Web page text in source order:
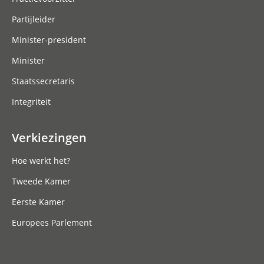
Partijleider
Minister-president
Minister
Staatssecretaris
Integriteit
Verkiezingen
Hoe werkt het?
Tweede Kamer
Eerste Kamer
Europees Parlement